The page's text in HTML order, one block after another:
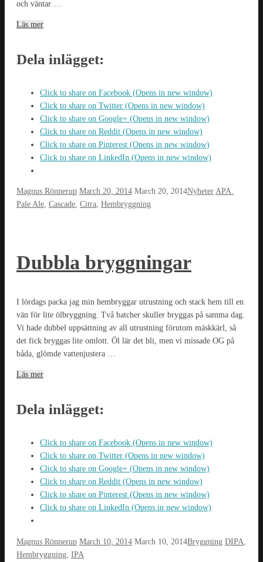
och väntar …
Läs mer
Dela inlägget:
Click to share on Facebook (Opens in new window)
Click to share on Twitter (Opens in new window)
Click to share on Google+ (Opens in new window)
Click to share on Reddit (Opens in new window)
Click to share on Pinterest (Opens in new window)
Click to share on LinkedIn (Opens in new window)
Magnus Rönnerup March 20, 2014 March 20, 2014Nyheter APA.
Pale Ale, Cascade, Citra, Hembryggning
Dubbla bryggningar
I lördags packa jag min hembryggar utrustning och stack hem till en
vän för lite ölbryggning. Två batcher skuller bryggas på samma dag.
Vi hade dubbel uppsättning av all utrustning förutom mäskkärl, så
det fick bryggas lite omlott. Öl lär det bli, men vi missade OG på
båda, glömde vattenjustera …
Läs mer
Dela inlägget:
Click to share on Facebook (Opens in new window)
Click to share on Twitter (Opens in new window)
Click to share on Google+ (Opens in new window)
Click to share on Reddit (Opens in new window)
Click to share on Pinterest (Opens in new window)
Click to share on LinkedIn (Opens in new window)
Magnus Rönnerup March 10, 2014 March 10, 2014Bryggning DIPA
Hembryggning IPA